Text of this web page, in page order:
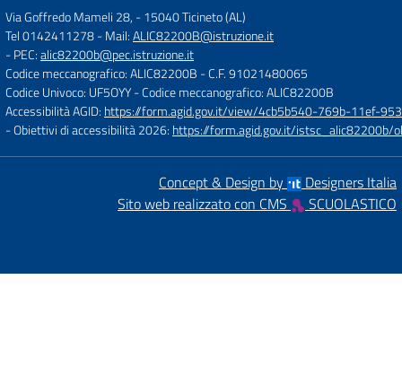
Via Goffredo Mameli 28, -15040 Ticineto (AL)
Tel 0142411278- Mail:ALIC82200B@istruzione.it
- PEC:alic82200b@pec.istruzione.it
Codice meccanografico: ALIC82200B - C.F. 91021480065
Codice Univoco: UF5OYY- Codice meccanografico: ALIC82200B
Accessibilità AGID: https://form.agid.gov.it/view/4cb5b540-769b-11ef-
- Obiettivi di accessibilità 2026: https://form.agid.gov.it/
Concept & Design by
Designers Italia
Sito web realizzato con CMS
SCUOLASTICO